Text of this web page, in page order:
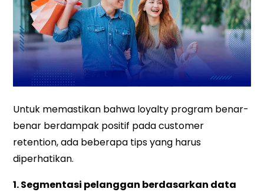
Untuk memastikan bahwa loyalty program benar-
benar berdampak positif pada customer
retention, ada beberapa tips yang harus
diperhatikan.
1. Segmentasi pelanggan berdasarkan data